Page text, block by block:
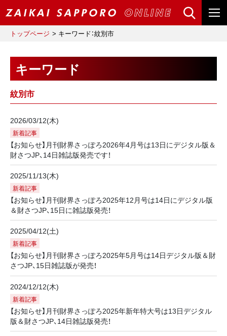
トップページ キーワード：紋別市
キーワード
紋別市
2026/03/12(木)
新着記事
【お知らせ】月刊財界さっぽろ2026年4月号は13日にデジタル版＆
財さつJP、14日雑誌版発売です！
2025/11/13(木)
新着記事
【お知らせ】月刊財界さっぽろ2025年12月号は14日にデジタル版
＆財さつJP、15日に雑誌版発売！
2025/04/12(土)
新着記事
【お知らせ】月刊財界さっぽろ2025年5月号は14日デジタル版＆財
さつJP、15日雑誌版が発売！
2024/12/12(木)
新着記事
【お知らせ】月刊財界さっぽろ2025年新年特大号は13日デジタル
版＆財さつJP、14日雑誌版発売！